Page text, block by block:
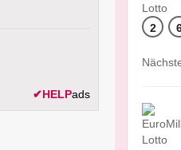
✔HELPads
2